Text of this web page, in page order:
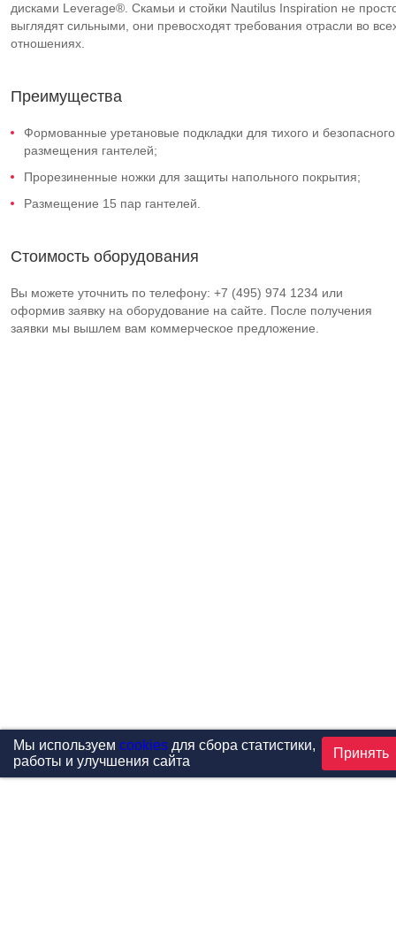
дисками Leverage®. Cкамьи и стойки Nautilus Inspiration не
выглядят сильными, они превосходят требования отрасли во
отношениях.
Преимущества
Формованные уретановые подкладки для тихого и безопасного
размещения гантелей;
Прорезиненные ножки для защиты напольного покрытия;
Размещение 15 пар гантелей.
Стоимость оборудования
Вы можете уточнить по телефону: +7 (495) 974 1234 или
оформив заявку на оборудование на сайте. После получения
заявки мы вышлем вам коммерческое предложение.
Мы используем cookiesдля сбора статистики,
работы и улучшения сайта
Принять